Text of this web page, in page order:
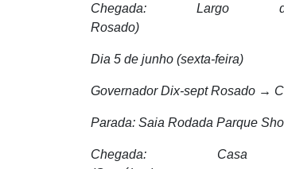
Chegada: Largo
Rosado)
Dia 5 de junho (sexta-feira)
Governador Dix-sept Rosado →
Parada: Saia Rodada Parque
Chegada: